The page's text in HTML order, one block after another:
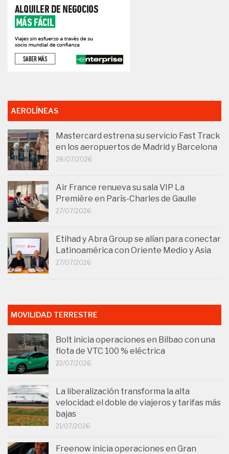
AEROLÍNEAS
Mastercard estrena su servicio Fast Track
en los aeropuertos de Madrid y Barcelona
28/07/2026
Air France renueva su sala VIP La
Première en París-Charles de Gaulle
27/07/2026
Etihad y Abra Group se alían para conectar
Latinoamérica con Oriente Medio y Asia
27/07/2026
MOVILIDAD TERRESTRE
Bolt inicia operaciones en Bilbao con una
flota de VTC 100 % eléctrica
22/07/2026
La liberalización transforma la alta
velocidad: el doble de viajeros y tarifas más
bajas
21/07/2026
Freenow inicia operaciones en Gran